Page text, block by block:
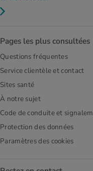
Pages les plus consultées
Questions fréquentes
Service clientèle et contact
Sites santé
À notre sujet
Code de conduite et
Protection des données
Paramètres des cookies